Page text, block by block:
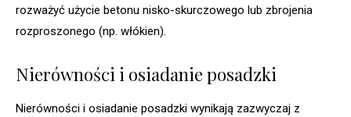
rozważyć użycie betonu nisko-skurczowego lub zbrojenia
rozproszonego (np. włókien).
Nierówności i osiadanie posadzki
Nierówności i osiadanie posadzki wynikają zazwyczaj z